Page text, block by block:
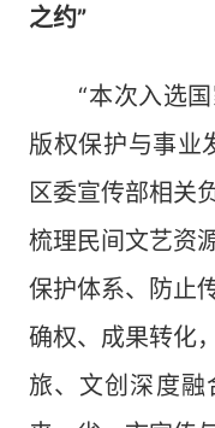
之约”
“本次入选国
版权保护与事业
区委宣传部相关
梳理民间文艺资
保护体系、防止
确权、成果转化
旅、文创深度